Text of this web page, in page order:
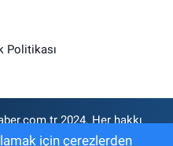
Politikası
2024. Her hakkı
saklıdır.için çerezlerden